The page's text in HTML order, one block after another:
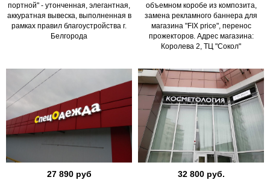
портной" - утонченная, элегантная,
аккуратная вывеска, выполненная в
рамках правил благоустройства г.
Белгорода
объемном коробе из композита,
замена рекламного баннера для
магазина "FIX price", перенос
прожекторов. Адрес магазина:
Королева 2, ТЦ "Сокол"
27 890 руб 32 800 руб.